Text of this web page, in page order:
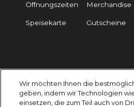
Öffnungszeiten
Speisekarte
Merchandise
Gutscheine
KARIKAALA ©2026 - Saily
Alle Rechte
Wir möchten Ihnen die
geben, indem wir Technologien
einsetzen, die zum Teil auch von